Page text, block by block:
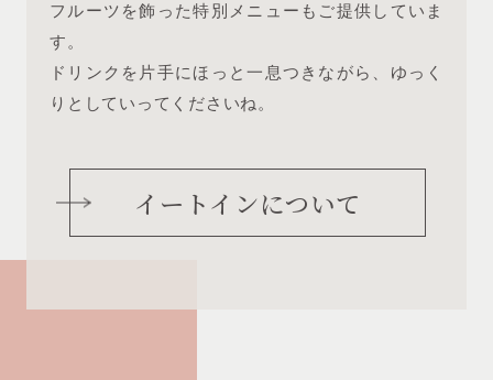
フルーツを飾った特別メニューもご提供していま
す。
ドリンクを片手にほっと一息つきながら、ゆっく
りとしていってくださいね。
イートインについて